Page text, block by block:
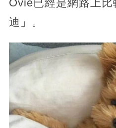
Ovie已經是網路上比
迪」。